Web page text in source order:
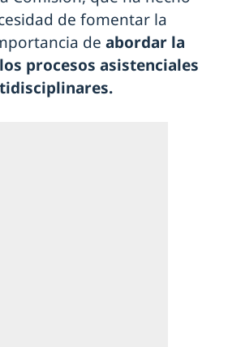
de fomentar la
de abordar la
procesos asistenciales